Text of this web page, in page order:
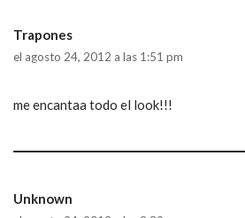
Trapones
el agosto 24, 2012 a las 1:51 pm
me encantaa todo el look!!!
Unknown